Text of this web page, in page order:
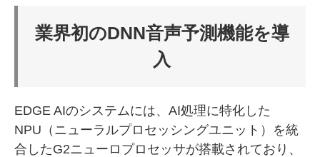
業界初のDNN音声予測機能を導
入
EDGE AIのシステムには、AI処理に特化した
NPU（ニューラルプロセッシングユニット）を統
合したG2ニューロプロセッサが搭載されており、